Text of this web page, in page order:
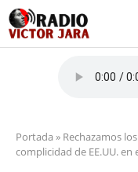
Portada » Rechazamos
complicidad de EE.UU.